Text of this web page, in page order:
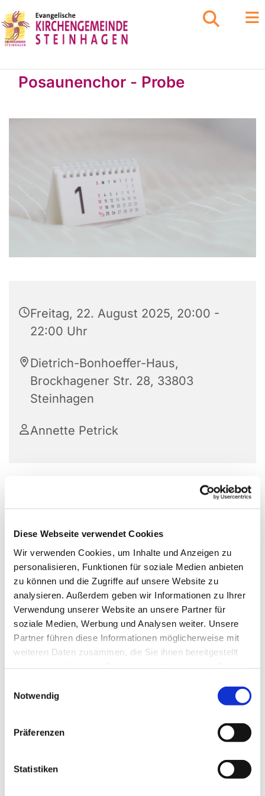
Diese Webseite verwendet Cookies
Wir verwenden Cookies, um Inhalte und Anzeigen zu
personalisieren, Funktionen für soziale Medien anbieten
zu können und die Zugriffe auf unsere Website zu
analysieren. Außerdem geben wir Informationen zu Ihrer
Verwendung unserer Website an unsere Partner für
soziale Medien, Werbung und Analysen weiter. Unsere
Partner führen diese Informationen möglicherweise mit
weiteren Daten zusammen, die Sie ihnen bereitgestellt
Notwendig
Präferenzen
Statistiken
Posaunenchor - Probe
Freitag, 22. August 2025, 20:00 -
22:00 Uhr
Dietrich-Bonhoeffer-Haus,
Brockhagener Str. 28, 33803
Steinhagen
Annette Petrick
Der Posaunenchor der Ev. Kirchengemeinde
Steinhagen feiert im Jahr 2025 sein 150. Bestehen.
Gemeinde. Zur Zeit sind wir 20 Bläserinnen und
Bläser in einer lebendigen Zusammensetzung vom
Teenageralter bis über dem 80. Lebensjahr.